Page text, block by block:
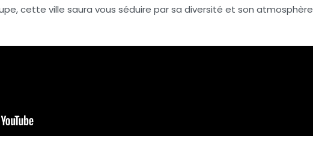
cette ville saura vous séduire par sa diversité et son atmosphère